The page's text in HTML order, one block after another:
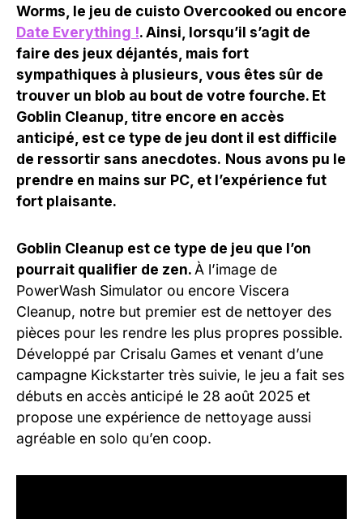
Worms, le jeu de cuisto Overcooked ou encore
Date Everything !. Ainsi, lorsqu’il s’agit de
faire des jeux déjantés, mais fort
sympathiques à plusieurs, vous êtes sûr de
trouver un blob au bout de votre fourche. Et
Goblin Cleanup, titre encore en accès
anticipé, est ce type de jeu dont il est difficile
de ressortir sans anecdotes. Nous avons pu le
prendre en mains sur PC, et l’expérience fut
fort plaisante.
Goblin Cleanup est ce type de jeu que l’on
pourrait qualifier de zen.À l’image de
PowerWash Simulator ou encore Viscera
Cleanup, notre but premier est de nettoyer des
pièces pour les rendre les plus propres possible.
Développé par Crisalu Games et venant d’une
campagne Kickstarter très suivie, le jeu a fait ses
débuts en accès anticipé le 28 août 2025 et
propose une expérience de nettoyage aussi
agréable en solo qu’en coop.